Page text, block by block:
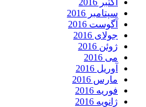
سپتامبر 2016
آگوست 2016
جولای 2016
ژوئن 2016
می 2016
آوریل 2016
مارس 2016
فوریه 2016
ژانویه 2016